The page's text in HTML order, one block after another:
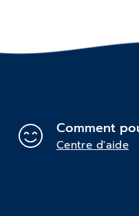
Comment
Centre d'aide